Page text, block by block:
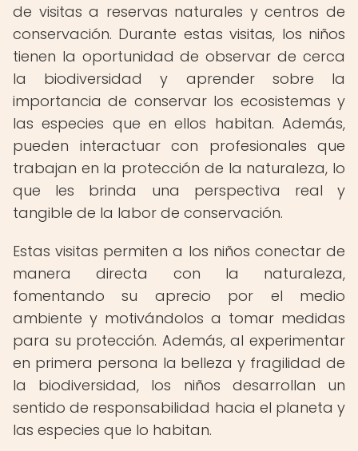
de visitas a reservas naturales y centros de
conservación. Durante estas visitas, los niños
tienen la oportunidad de observar de cerca
la biodiversidad y aprender sobre la
importancia de conservar los ecosistemas y
las especies que en ellos habitan. Además,
pueden interactuar con profesionales que
trabajan en la protección de la naturaleza, lo
que les brinda una perspectiva real y
tangible de la labor de conservación.
Estas visitas permiten a los niños conectar de
manera directa con la naturaleza,
fomentando su aprecio por el medio
ambiente y motivándolos a tomar medidas
para su protección. Además, al experimentar
en primera persona la belleza y fragilidad de
la biodiversidad, los niños desarrollan un
sentido de responsabilidad hacia el planeta y
las especies que lo habitan.